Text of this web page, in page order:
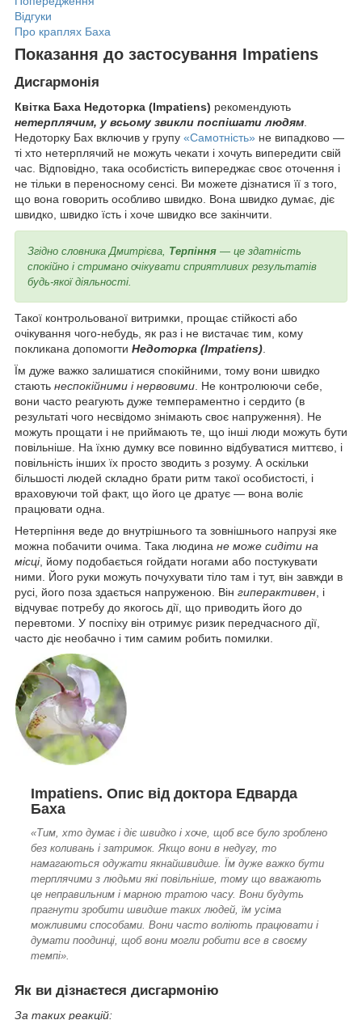
Відгуки
Про краплях Баха
Показання до застосування Impatiens
Дисгармонія
Квітка Баха Недоторка (Impatiens) рекомендують
нетерплячим, у всьому звикли поспішати людям.
Недоторку Бах включив у групу «Самотність» не випадково —
ті хто нетерплячий не можуть чекати і хочуть випередити свій
час. Відповідно, така особистість випереджає своє оточення і
не тільки в переносному сенсі. Ви можете дізнатися її з того,
що вона говорить особливо швидко. Вона швидко думає, діє
швидко, швидко їсть і хоче швидко все закінчити.
Згідно словника Дмитрієва, Терпіння — це здатність
спокійно і стримано очікувати сприятливих результатів
будь-якої діяльності.
Такої контрольованої витримки, прощає стійкості або
очікування чого-небудь, як раз і не вистачає тим, кому
покликана допомогти Недоторка (Impatiens).
Їм дуже важко залишатися спокійними, тому вони швидко
стають неспокійними і нервовими. Не контролюючи себе,
вони часто реагують дуже темпераментно і сердито (в
результаті чого несвідомо знімають своє напруження). Не
можуть прощати і не приймають те, що інші люди можуть бути
повільніше. На їхню думку все повинно відбуватися миттєво, і
повільність інших їх просто зводить з розуму. А оскільки
більшості людей складно брати ритм такої особистості, і
враховуючи той факт, що його це дратує — вона воліє
працювати одна.
Нетерпіння веде до внутрішнього та зовнішнього напрузі яке
можна побачити очима. Така людина не може сидіти на
місці, йому подобається гойдати ногами або постукувати
ними. Його руки можуть почухувати тіло там і тут, він завжди в
русі, його поза здається напруженою. Він гиперактивен, і
відчуває потребу до якогось дії, що приводить його до
перевтоми. У поспіху він отримує ризик передчасного дії,
часто діє необачно і тим самим робить помилки.
Impatiens. Опис від доктора Едварда
Баха
«Тим, хто думає і діє швидко і хоче, щоб все було зроблено
без коливань і затримок. Якщо вони в недугу, то
намагаються одужати якнайшвидше. Їм дуже важко бути
терплячими з людьми які повільніше, тому що вважають
це неправильним і марною тратою часу. Вони будуть
прагнути зробити швидше таких людей, їм усіма
можливими способами. Вони часто воліють працювати і
думати поодинці, щоб вони могли робити все в своєму
темпі».
Як ви дізнаєтеся дисгармонію
За таких реакцій: